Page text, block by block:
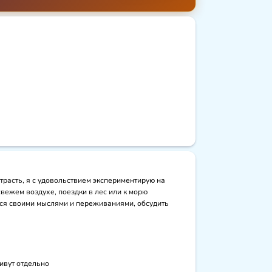
я с удовольствием экспериментирую на
воздухе, поездки в лес или к морю
своими мыслями и переживаниями, обсудить
отдельно